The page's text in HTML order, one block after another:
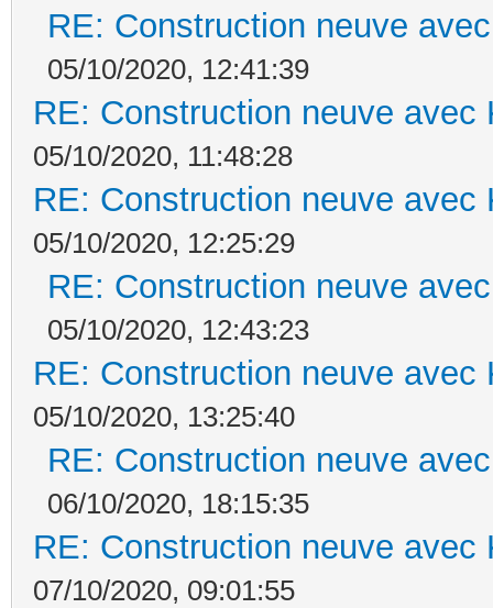
RE: Construction neuve
05/10/2020, 12:41:39
RE: Construction neuve avec
05/10/2020, 11:48:28
RE: Construction neuve avec
05/10/2020, 12:25:29
RE: Construction neuve
05/10/2020, 12:43:23
RE: Construction neuve avec
05/10/2020, 13:25:40
RE: Construction neuve
06/10/2020, 18:15:35
RE: Construction neuve avec
07/10/2020, 09:01:55